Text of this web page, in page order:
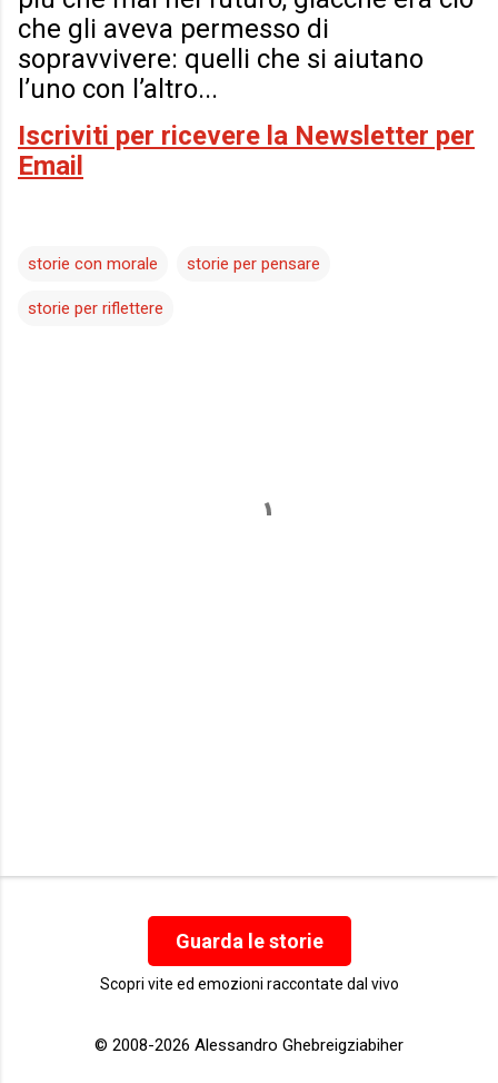
che gli aveva permesso di
sopravvivere: quelli che si aiutano
l’uno con l’altro...
Iscriviti per ricevere la Newsletter per
Email
storie con morale storie per pensare
storie per riflettere
Guarda le storie
Scopri vite ed emozioni raccontate dal vivo
© 2008-2026 Alessandro Ghebreigziabiher